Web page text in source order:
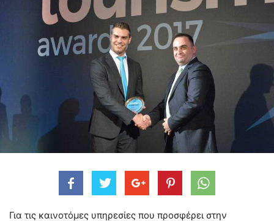
Για τις καινοτόμες υπηρεσίες που προσφέρει στην